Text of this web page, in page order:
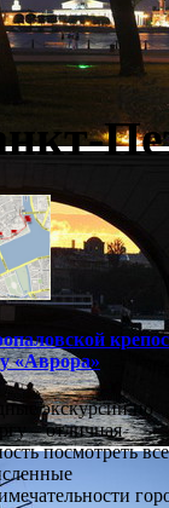
«Аврора»
экскурсии по
– отличная
посмотреть все